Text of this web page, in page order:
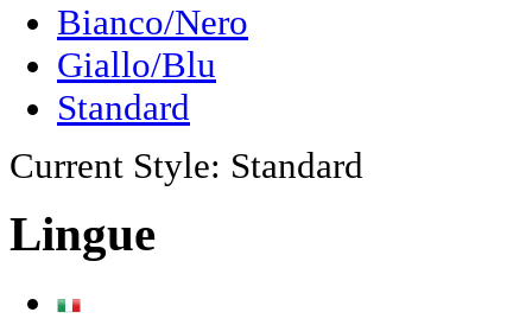
Bianco/Nero
Giallo/Blu
Standard
Current Style: Standard
Lingue